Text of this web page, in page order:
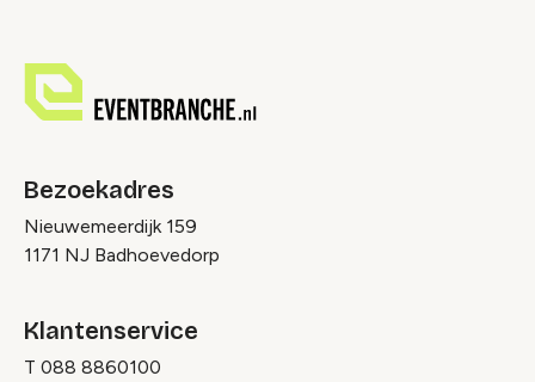
Bezoekadres
Nieuwemeerdijk 159
1171 NJ Badhoevedorp
Klantenservice
T 088 8860100